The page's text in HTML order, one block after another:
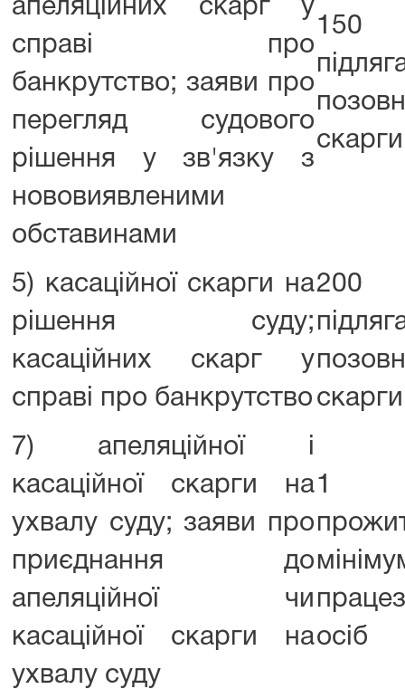
апеляційних скарг у
справі про
банкрутство; заяви про
перегляд судового
рішення у зв'язку з
нововиявленими
обставинами
150
скарги
5) касаційної скарги на
рішення суду;
касаційних скарг у
справі про банкрутство
200
скарги
7) апеляційної і
касаційної скарги на
ухвалу суду; заяви про
приєднання до
апеляційної чи
касаційної скарги на
ухвалу суду
1
осіб